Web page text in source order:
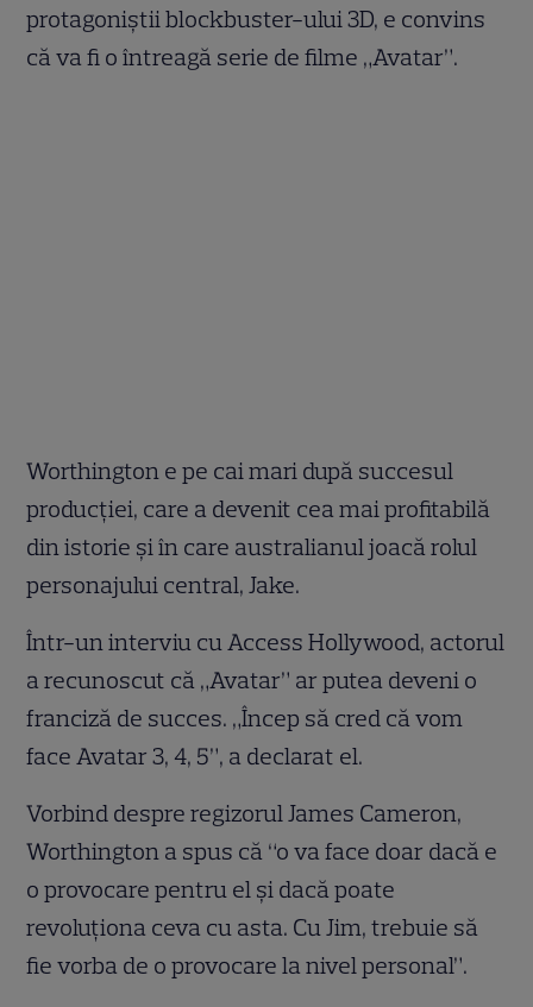
protagoniştii blockbuster-ului 3D, e convins
că va fi o întreagă serie de filme „Avatar”.
Worthington e pe cai mari după succesul
producţiei, care a devenit cea mai profitabilă
din istorie şi în care australianul joacă rolul
personajului central, Jake.
Într-un interviu cu Access Hollywood, actorul
a recunoscut că „Avatar” ar putea deveni o
franciză de succes. „Încep să cred că vom
face Avatar 3, 4, 5”, a declarat el.
Vorbind despre regizorul James Cameron,
Worthington a spus că “o va face doar dacă e
o provocare pentru el şi dacă poate
revoluţiona ceva cu asta. Cu Jim, trebuie să
fie vorba de o provocare la nivel personal”.